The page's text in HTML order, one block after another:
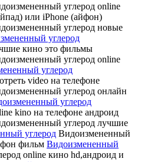
углерод online
или iPhone (айфон)
углерод новые
углерод
кино это фильмы
углерод online
углерод
video на телефоне
углерод онлайн
углерод
kino на телефоне андроид
углерод лучшие
углерод Видоизмененный
фильм Видоизмененный
online кино hd,андроид и